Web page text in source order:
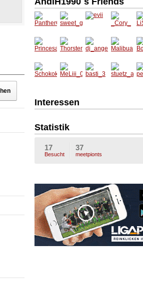
Interessen
Statistik
17
Besucht
37
meetpionts